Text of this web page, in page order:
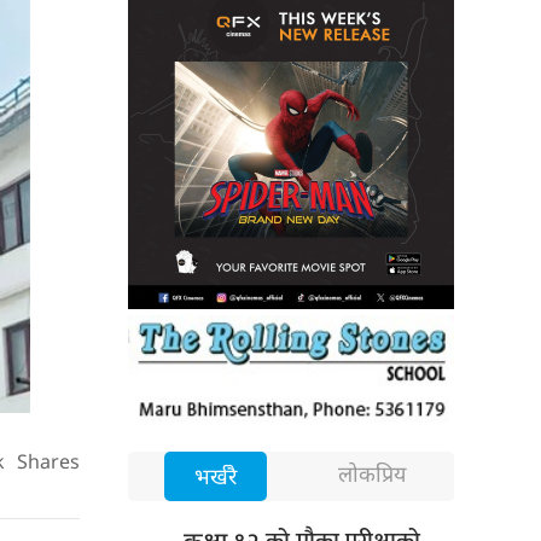
Shares
भर्खरै लोकप्रिय